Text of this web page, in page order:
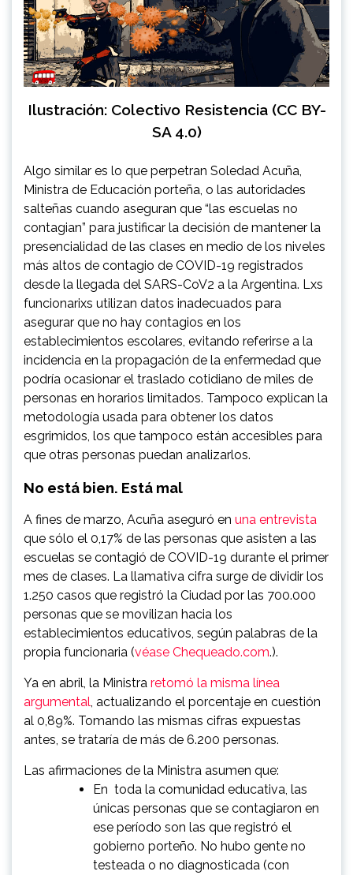
Ilustración: Colectivo Resistencia (CC BY-
SA 4.0)
Algo similar es lo que perpetran Soledad Acuña,
Ministra de Educación porteña, o las autoridades
salteñas cuando aseguran que “las escuelas no
contagian” para justificar la decisión de mantener la
presencialidad de las clases en medio de los niveles
más altos de contagio de COVID-19 registrados
desde la llegada del SARS-CoV2 a la Argentina. Lxs
funcionarixs utilizan datos inadecuados para
asegurar que no hay contagios en los
establecimientos escolares, evitando referirse a la
incidencia en la propagación de la enfermedad que
podría ocasionar el traslado cotidiano de miles de
personas en horarios limitados. Tampoco explican la
metodología usada para obtener los datos
esgrimidos, los que tampoco están accesibles para
que otras personas puedan analizarlos.
No está bien. Está mal
A fines de marzo, Acuña aseguró en una entrevista
que sólo el 0,17% de las personas que asisten a las
escuelas se contagió de COVID-19 durante el primer
mes de clases. La llamativa cifra surge de dividir los
1.250 casos que registró la Ciudad por las 700.000
personas que se movilizan hacia los
establecimientos educativos, según palabras de la
propia funcionaria (véase Chequeado.com.).
Ya en abril, la Ministra retomó la misma línea
argumental, actualizando el porcentaje en cuestión
al 0,89%. Tomando las mismas cifras expuestas
antes, se trataría de más de 6.200 personas.
Las afirmaciones de la Ministra asumen que:
En toda la comunidad educativa, las
únicas personas que se contagiaron en
ese período son las que registró el
gobierno porteño. No hubo gente no
testeada o no diagnosticada (con